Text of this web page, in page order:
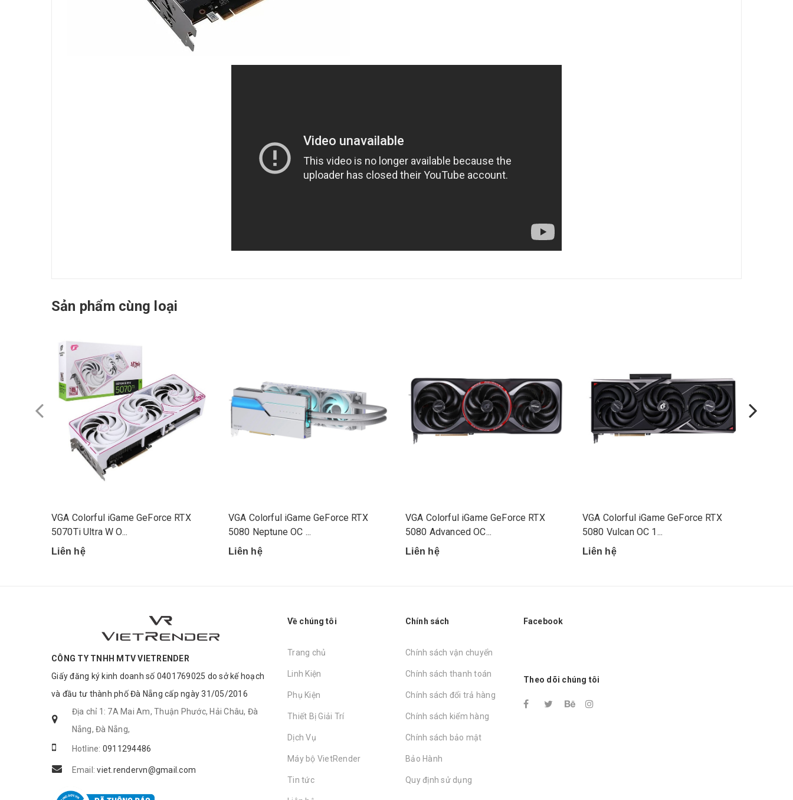
Sản phẩm cùng loại
VGA Colorful iGame GeForce RTX
5070Ti Ultra W O...
Liên hệ
VGA Colorful iGame GeForce RTX
5080 Neptune OC ...
Liên hệ
VGA Colorful iGame GeForce RTX
5080 Advanced OC...
Liên hệ
VGA Colorful iGame GeForce RTX
5080 Vulcan OC 1...
Liên hệ
CÔNG TY TNHH MTV VIETRENDER
Giấy đăng ký kinh doanh số 0401769025 do sở kế hoạch
và đầu tư thành phố Đà Nẵng cấp ngày 31/05/2016
Địa chỉ 1: 7A Mai Am, Thuận Phước, Hải Châu, Đà
Nẵng, Đà Nẵng,
Hotline: 0911294486
Email:viet.rendervn@gmail.com
Về chúng tôi
Trang chủ
Linh Kiện
Phụ Kiện
Thiết Bị Giải Trí
Dịch Vụ
Máy bộ VietRender
Tin tức
Chính sách
Chính sách vận chuyển
Chính sách thanh toán
Chính sách đổi trả hàng
Chính sách kiểm hàng
Chính sách bảo mật
Bảo Hành
Quy định sử dụng
Facebook
Theo dõi chúng tôi